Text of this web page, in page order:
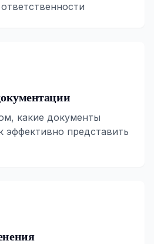
какие документы
эффективно представить